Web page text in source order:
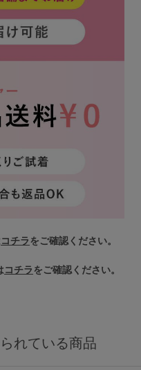
コチラ をご確認ください。
コチラ をご確認ください。
れている商品